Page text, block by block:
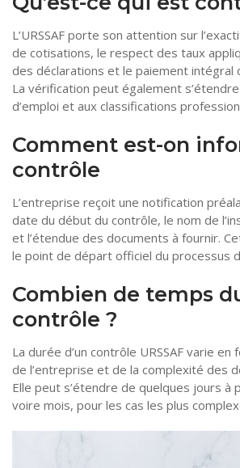
L’URSSAF porte son attention sur
de cotisations, le respect des taux
des déclarations et le paiement intégral
La vérification peut également
d’emploi et aux classifications
Comment est-on
contrôle
L’entreprise reçoit une notification
date du début du contrôle, le nom de
et l’étendue des documents à fournir.
le point de départ officiel du processus
Combien de temps
contrôle ?
La durée d’un contrôle URSSAF varie en
de l’entreprise et de la complexité des
Elle peut s’étendre de quelques jours à
voire mois, pour les cas les plus